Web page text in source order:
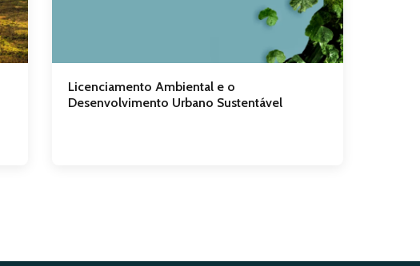
Licenciamento Ambiental e o
Desenvolvimento Urbano Sustentável